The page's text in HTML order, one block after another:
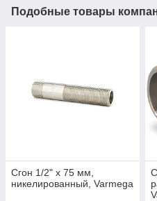
Подобные товары
Сгон 1/2" x 75 мм,
никелированный, Varmega